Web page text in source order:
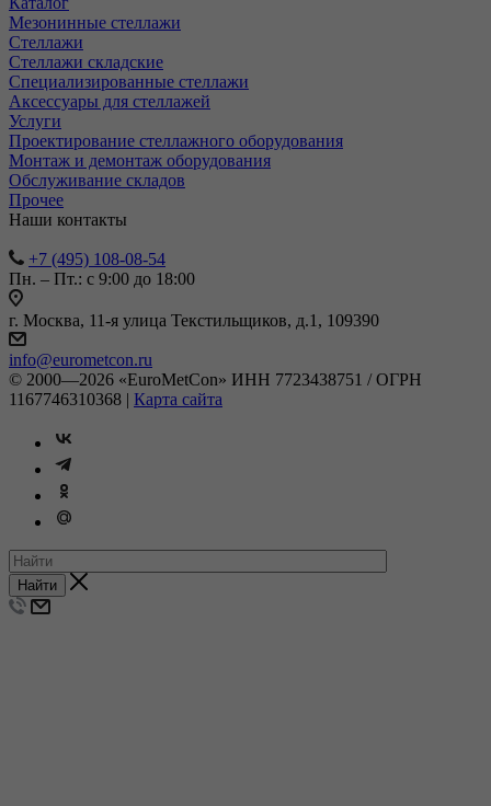
Мезонинные стеллажи
Стеллажи
Стеллажи складские
Специализированные стеллажи
Аксессуары для стеллажей
Услуги
Проектирование стеллажного оборудования
Монтаж и демонтаж оборудования
Обслуживание складов
Прочее
Наши контакты
+7 (495) 108-08-54
Пн. – Пт.: с 9:00 до 18:00
г. Москва, 11-я улица Текстильщиков, д.1, 109390
info@eurometcon.ru
© 2000—2026 «EuroMetCon» ИНН 7723438751 / ОГРН
1167746310368 | Карта сайта
Найти